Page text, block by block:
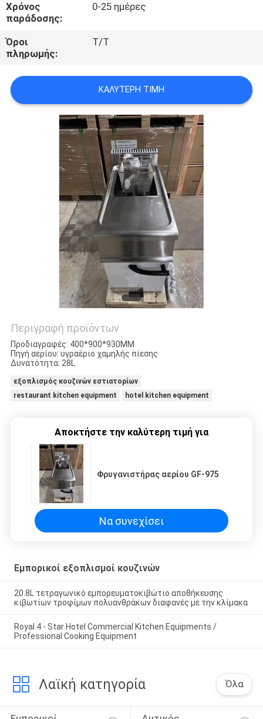
ΜΑΣ
ΕΛΆΤΕ
ΣΕ
ΕΠΑΦΉ
ΜΕ
ΕΙΔΉΣΕΙΣ
ΠΕΡΙΠΤΏΣΕΙΣ
SITEMAP
PRIVACY
Χρόνος
παράδοσης:
0-25 ημέρες
Όροι
πληρωμής:
Τ/Τ
ΚΑΛΎΤΕΡΗ ΤΙΜΉ
Περιγραφή προϊόντων
Προδιαγραφές: 400*900*930MM
Πηγή αερίου: υγραέριο χαμηλής πίεσης
Δυνατότητα: 28L
εξοπλισμός κουζινών εστιατορίων
restaurant kitchen equipment
hotel kitchen equipment
Αποκτήστε την καλύτερη τιμή για
Φρυγανιστήρας αερίου GF-975
Να συνεχίσει
Εμπορικοί εξοπλισμοί κουζινών
20.8L τετραγωνικό εμπορευματοκιβώτιο αποθήκευσης
κιβωτίων τροφίμων πολυανθράκων διαφανές με την κλίμακα
Royal 4 - Star Hotel Commercial Kitchen Equipments /
Professional Cooking Equipment
Λαϊκή κατηγορία Όλα